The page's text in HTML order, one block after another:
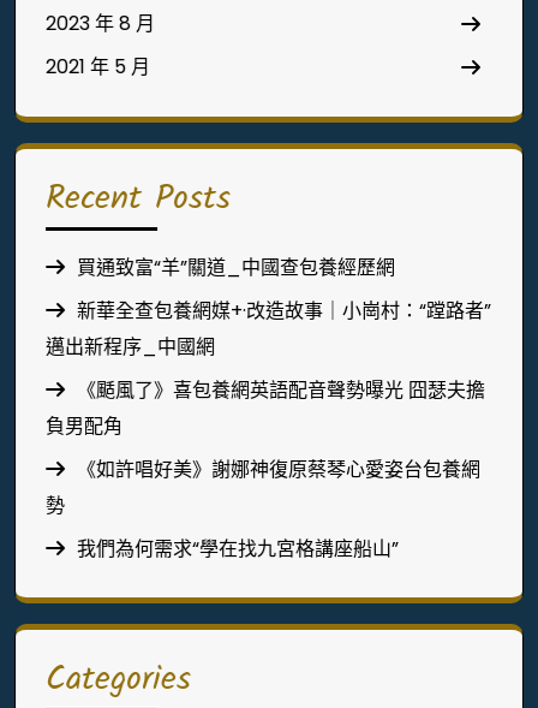
2023 年 8 月
2021 年 5 月
Recent Posts
買通致富“羊”關道_中國查包養經歷網
新華全查包養網媒+·改造故事｜小崗村：“蹚路者”
邁出新程序_中國網
《颳風了》喜包養網英語配音聲勢曝光 囧瑟夫擔
負男配角
《如許唱好美》謝娜神復原蔡琴心愛姿台包養網
勢
我們為何需求“學在找九宮格講座船山”
Categories